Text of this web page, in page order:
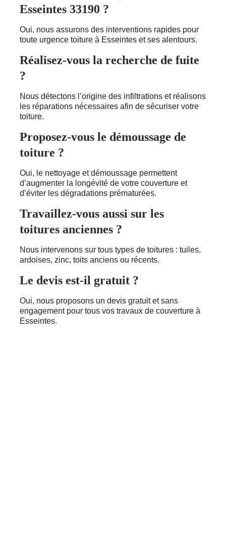
Esseintes 33190 ?
Oui, nous assurons des interventions rapides pour
toute urgence toiture à Esseintes et ses alentours.
Réalisez-vous la recherche de fuite
?
Nous détectons l’origine des infiltrations et réalisons
les réparations nécessaires afin de sécuriser votre
toiture.
Proposez-vous le démoussage de
toiture ?
Oui, le nettoyage et démoussage permettent
d’augmenter la longévité de votre couverture et
d’éviter les dégradations prématurées.
Travaillez-vous aussi sur les
toitures anciennes ?
Nous intervenons sur tous types de toitures : tuiles,
ardoises, zinc, toits anciens ou récents.
Le devis est-il gratuit ?
Oui, nous proposons un devis gratuit et sans
engagement pour tous vos travaux de couverture à
Esseintes.